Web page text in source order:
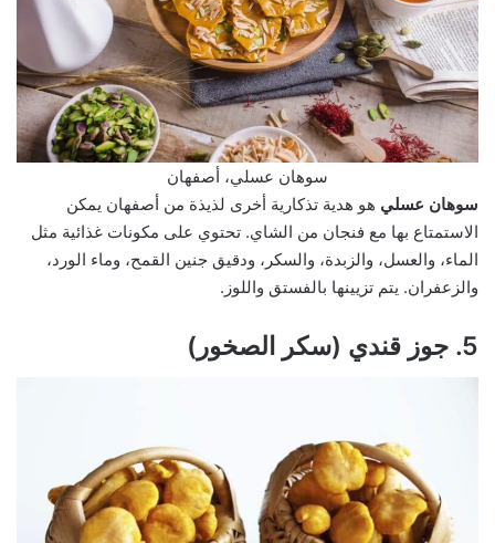
سوهان عسلي، أصفهان
سوهان عسلي هو هدية تذكارية أخرى لذيذة من أصفهان يمكن
الاستمتاع بها مع فنجان من الشاي. تحتوي على مكونات غذائية مثل
الماء، والعسل، والزبدة، والسكر، ودقيق جنين القمح، وماء الورد،
والزعفران. يتم تزيينها بالفستق واللوز.
5. جوز قندي (سكر الصخور)